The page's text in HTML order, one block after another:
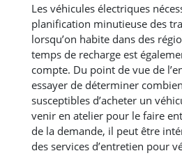
Les véhicules électriques
planification minutieuse des
lorsqu’on habite dans des
temps de recharge est
compte. Du point de vue de
essayer de déterminer
susceptibles d’acheter un
venir en atelier pour le faire
de la demande, il peut être
des services d’entretien pour